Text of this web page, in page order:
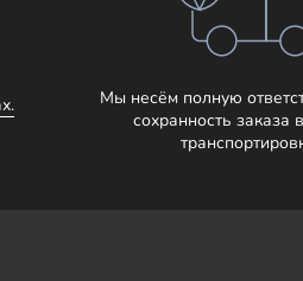
Мы несём полную
сохранность заказа